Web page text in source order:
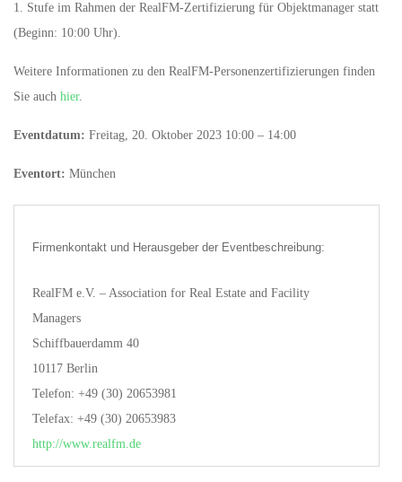
1. Stufe im Rahmen der RealFM-Zertifizierung für Objektmanager statt
(Beginn: 10:00 Uhr).
Weitere Informationen zu den RealFM-Personenzertifizierungen finden
Sie auch hier.
Eventdatum: Freitag, 20. Oktober 2023 10:00 – 14:00
Eventort: München
Firmenkontakt und Herausgeber der Eventbeschreibung:
RealFM e.V. – Association for Real Estate and Facility
Managers
Schiffbauerdamm 40
10117 Berlin
Telefon: +49 (30) 20653981
Telefax: +49 (30) 20653983
http://www.realfm.de